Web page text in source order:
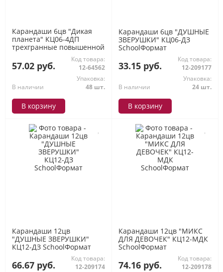
Карандаши 6цв "Дикая
планета" КЦ06-4ДП
трехгранные повышенной
мягкости SchoolФормат
57.02 руб.
Код товара:
12-64562
В наличии
Упаковка:
48 шт.
В корзину
Карандаши 6цв "ДУШНЫЕ
ЗВЕРУШКИ" КЦ06-ДЗ
SchoolФормат
33.15 руб.
Код товара:
12-209177
В наличии
Упаковка:
24 шт.
В корзину
Карандаши 12цв
"ДУШНЫЕ ЗВЕРУШКИ"
КЦ12-ДЗ SchoolФормат
66.67 руб.
Код товара:
12-209174
Карандаши 12цв "МИКС
ДЛЯ ДЕВОЧЕК" КЦ12-МДК
SchoolФормат
74.16 руб.
Код товара:
12-209178